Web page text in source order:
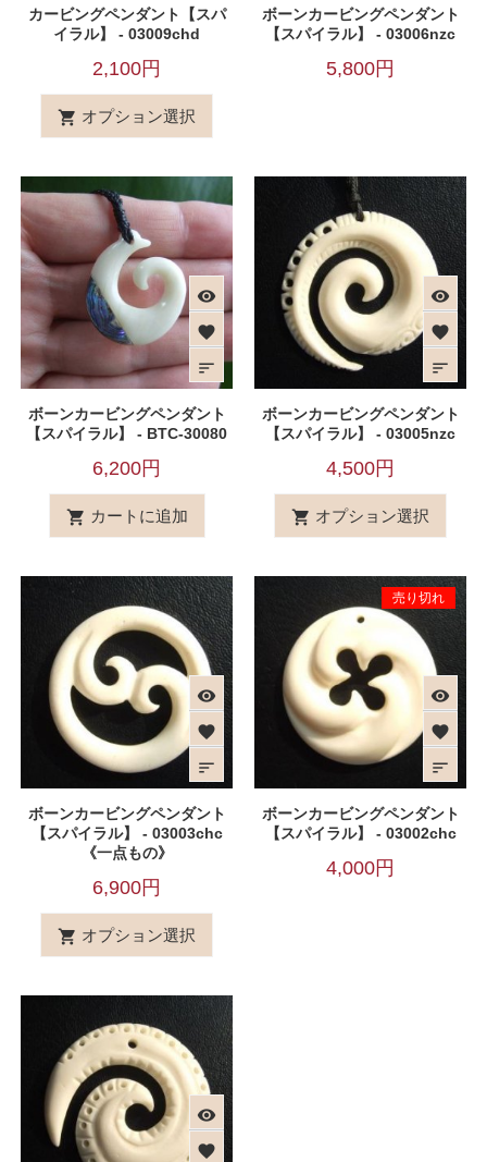
カービングペンダント【スパ
イラル】 - 03009chd
2,100円
 オプション選択
ボーンカービングペンダント
【スパイラル】 - 03006nzc
5,800円
visibility
favorite
sort
ボーンカービングペンダント
【スパイラル】 - BTC-30080
6,200円
 カートに追加
visibility
favorite
sort
ボーンカービングペンダント
【スパイラル】 - 03005nzc
4,500円
 オプション選択
visibility
favorite
sort
ボーンカービングペンダント
【スパイラル】 - 03003chc
《一点もの》
6,900円
 オプション選択
売り切れ
visibility
favorite
sort
ボーンカービングペンダント
【スパイラル】 - 03002chc
4,000円
visibility
favorite